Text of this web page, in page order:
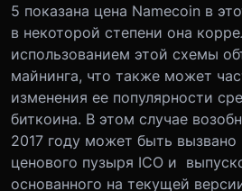
5 показана цена Namecoin в
в некоторой степени она
использованием этой схемы
майнинга, что также может
изменения ее популярности
биткоина. В этом случае
2017 году может быть вызвано
ценового пузыря ICO и
основанного на текущей